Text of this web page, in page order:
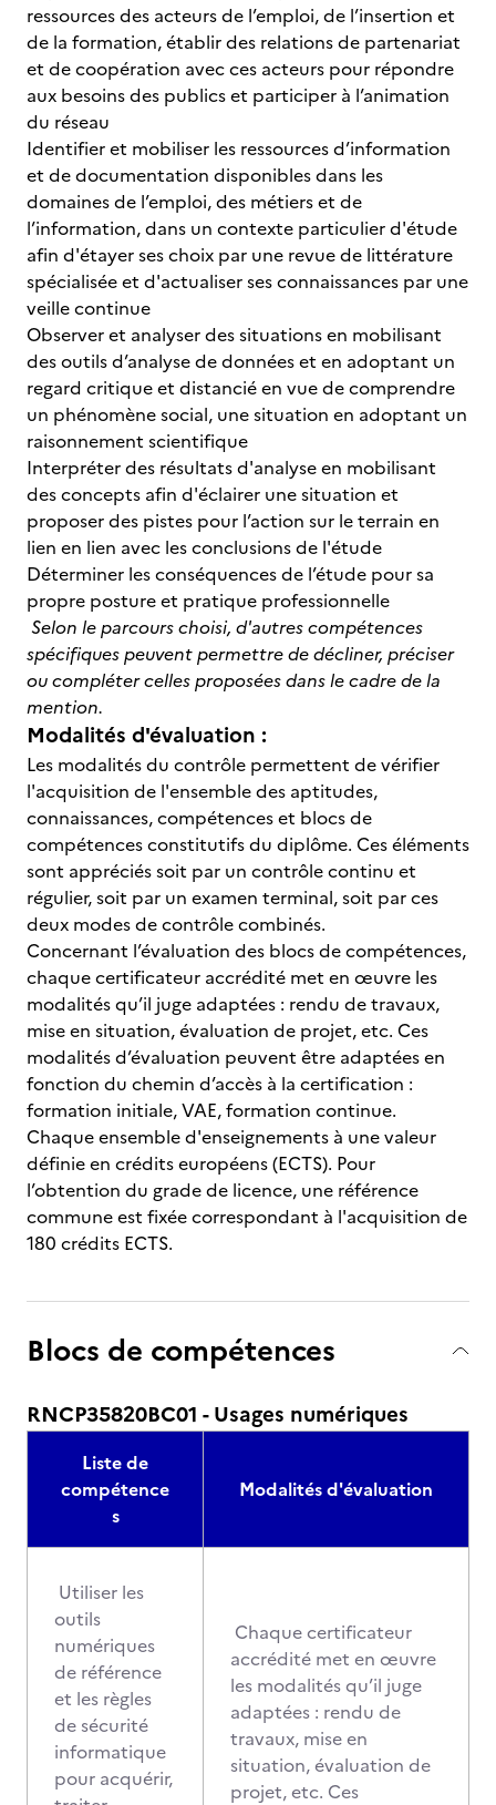
ressources des acteurs de l’emploi, de l’insertion et
de la formation, établir des relations de partenariat
et de coopération avec ces acteurs pour répondre
aux besoins des publics et participer à l’animation
du réseau
Identifier et mobiliser les ressources d’information
et de documentation disponibles dans les
domaines de l’emploi, des métiers et de
l’information, dans un contexte particulier d'étude
afin d'étayer ses choix par une revue de littérature
spécialisée et d'actualiser ses connaissances par une
veille continue
Observer et analyser des situations en mobilisant
des outils d’analyse de données et en adoptant un
regard critique et distancié en vue de comprendre
un phénomène social, une situation en adoptant un
raisonnement scientifique
Interpréter des résultats d'analyse en mobilisant
des concepts afin d'éclairer une situation et
proposer des pistes pour l’action sur le terrain en
lien en lien avec les conclusions de l'étude
Déterminer les conséquences de l’étude pour sa
propre posture et pratique professionnelle
Selon le parcours choisi, d'autres compétences
spécifiques peuvent permettre de décliner, préciser
ou compléter celles proposées dans le cadre de la
mention.
Modalités d'évaluation :
Les modalités du contrôle permettent de vérifier
l'acquisition de l'ensemble des aptitudes,
connaissances, compétences et blocs de
compétences constitutifs du diplôme. Ces éléments
sont appréciés soit par un contrôle continu et
régulier, soit par un examen terminal, soit par ces
deux modes de contrôle combinés.
Concernant l’évaluation des blocs de compétences,
chaque certificateur accrédité met en œuvre les
modalités qu’il juge adaptées : rendu de travaux,
mise en situation, évaluation de projet, etc. Ces
modalités d’évaluation peuvent être adaptées en
fonction du chemin d’accès à la certification :
formation initiale, VAE, formation continue.
Chaque ensemble d'enseignements à une valeur
définie en crédits européens (ECTS). Pour
l’obtention du grade de licence, une référence
commune est fixée correspondant à l'acquisition de
180 crédits ECTS.
Blocs de compétences
RNCP35820BC01 - Usages numériques
Liste de
compétence
s
Modalités d'évaluation
Utiliser les
outils
numériques
de référence
et les règles
de sécurité
informatique
pour acquérir,
Chaque certificateur
accrédité met en œuvre
les modalités qu’il juge
adaptées : rendu de
travaux, mise en
situation, évaluation de
projet, etc. Ces